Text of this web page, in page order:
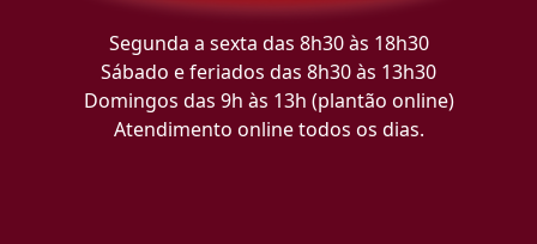
Segunda a sexta das 8h30 às 18h30
Sábado e feriados das 8h30 às 13h30
Domingos das 9h às 13h (plantão online)
Atendimento online todos os dias.